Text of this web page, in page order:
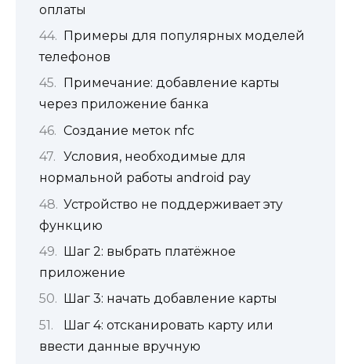
оплаты
Примеры для популярных моделей
телефонов
Примечание: добавление карты
через приложение банка
Создание меток nfc
Условия, необходимые для
нормальной работы android pay
Устройство не поддерживает эту
функцию
Шаг 2: выбрать платёжное
приложение
Шаг 3: начать добавление карты
Шаг 4: отсканировать карту или
ввести данные вручную